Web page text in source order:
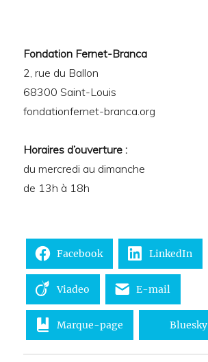
Fondation Fernet-Branca
2, rue du Ballon
68300 Saint-Louis
fondationfernet-branca.org
Horaires d’ouverture :
du mercredi au dimanche
de 13h à 18h
Facebook LinkedIn
Viadeo E-mail
Marque-page Bluesky